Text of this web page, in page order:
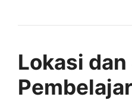
Lokasi